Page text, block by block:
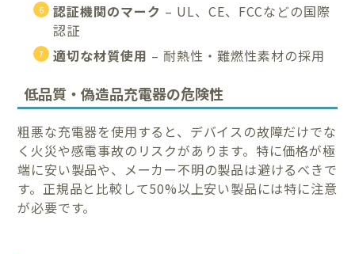
認証機関のマーク – UL、CE、FCCなどの国際
認証
適切な材質使用 – 耐熱性・難燃性素材の採用
低品質・偽造品充電器の危険性
粗悪な充電器を使用すると、デバイスの故障だけでな
く火災や感電事故のリスクがあります。特に価格が極
端に安い製品や、メーカー不明の製品は避けるべきで
す。正規品と比較して50%以上安い製品には特に注意
が必要です。